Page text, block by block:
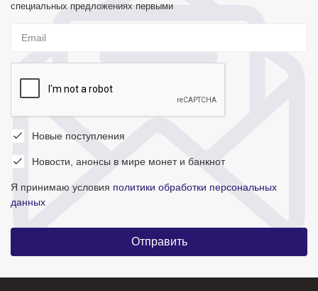
специальных предложениях первыми
Новые поступления
Новости, анонсы в мире монет и банкнот
Я принимаю условия политики обработки персональных
данных